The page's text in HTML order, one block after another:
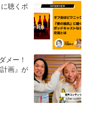
聴くポ
メー！
画』が